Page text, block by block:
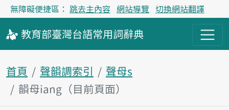
無障礙便捷區： 跳去主內容 網站導覽 切換網站翻譯
教育部臺灣台語常用詞辭典
首頁 聲韻調索引
聲母s
韻母iang（目前頁面）